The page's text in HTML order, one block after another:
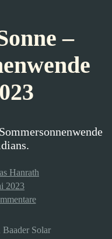
–
Hanrath
2023
zu
Astrofoto:
–
Solar